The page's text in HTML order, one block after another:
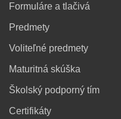
Formuláre a tlačivá
Predmety
Voliteľné predmety
Maturitná skúška
Školský podporný tím
Certifikáty